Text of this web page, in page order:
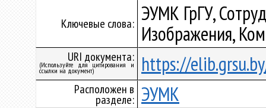
Ключевые слова: ЭУМК ГрГУ,
Изображения,
URI документа:
(Используйте для цитирования и
ссылки на документ) https://
Расположен в
разделе: ЭУМК